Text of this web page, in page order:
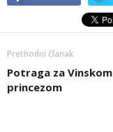
Prethodni članak
Potraga za Vinskom
princezom